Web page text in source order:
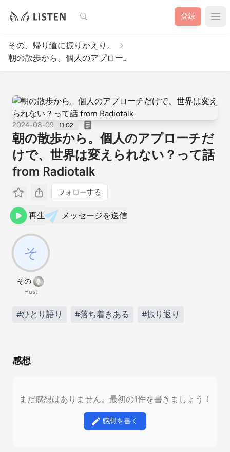
検索 登録
その、帰り道に振りかえり。
朝の散歩から。個人のアプロー..
2024-08-09 11:02
朝の散歩から。個人のアプローチだ
けで、世界は変えられない？って話
from Radiotalk
フォローする
再生 メッセージを送信
その
Host
#ひとり語り #落ち着きある #振り返り
感想
まだ感想はありません。最初の1件を書きましょう！
感想を書く